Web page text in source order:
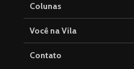
Colunas
Você na Vila
Contato